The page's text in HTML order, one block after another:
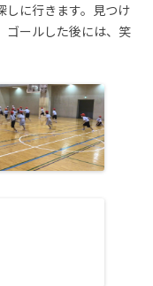
しに行きます。見つけ
ゴールした後には、笑